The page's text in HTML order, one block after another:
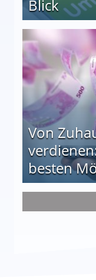
Blick
auf einen Blick
Von
besten
die 15 besten